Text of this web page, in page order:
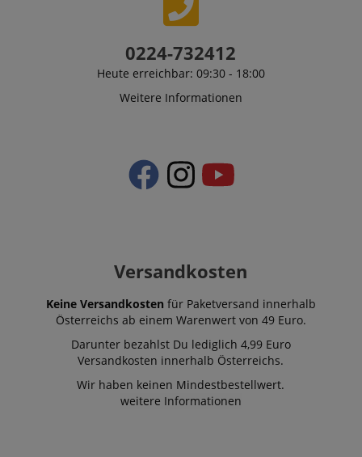
0224-732412
Heute erreichbar: 09:30 - 18:00
Weitere Informationen
Versandkosten
Keine Versandkosten für Paketversand innerhalb
Österreichs ab einem Warenwert von 49 Euro.
Darunter bezahlst Du lediglich 4,99 Euro
Versandkosten innerhalb Österreichs.
Wir haben keinen Mindestbestellwert.
weitere Informationen